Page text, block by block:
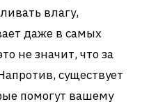
влагу,
даже в самых
не значит, что за
существует
помогут вашему